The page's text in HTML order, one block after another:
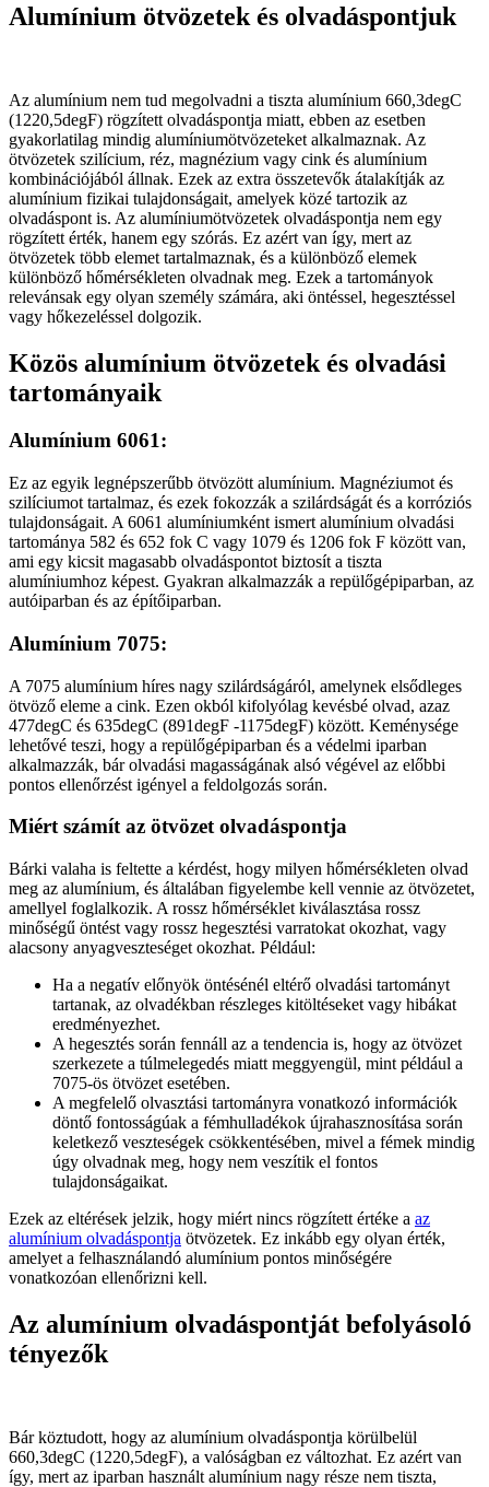
Alumínium ötvözetek és olvadáspontjuk
Az alumínium nem tud megolvadni a tiszta alumínium 660,3degC
(1220,5degF) rögzített olvadáspontja miatt, ebben az esetben
gyakorlatilag mindig alumíniumötvözeteket alkalmaznak. Az
ötvözetek szilícium, réz, magnézium vagy cink és alumínium
kombinációjából állnak. Ezek az extra összetevők átalakítják az
alumínium fizikai tulajdonságait, amelyek közé tartozik az
olvadáspont is. Az alumíniumötvözetek olvadáspontja nem egy
rögzített érték, hanem egy szórás. Ez azért van így, mert az
ötvözetek több elemet tartalmaznak, és a különböző elemek
különböző hőmérsékleten olvadnak meg. Ezek a tartományok
relevánsak egy olyan személy számára, aki öntéssel, hegesztéssel
vagy hőkezeléssel dolgozik.
Közös alumínium ötvözetek és olvadási
tartományaik
Alumínium 6061:
Ez az egyik legnépszerűbb ötvözött alumínium. Magnéziumot és
szilíciumot tartalmaz, és ezek fokozzák a szilárdságát és a korróziós
tulajdonságait. A 6061 alumíniumként ismert alumínium olvadási
tartománya 582 és 652 fok C vagy 1079 és 1206 fok F között van,
ami egy kicsit magasabb olvadáspontot biztosít a tiszta
alumíniumhoz képest. Gyakran alkalmazzák a repülőgépiparban, az
autóiparban és az építőiparban.
Alumínium 7075:
A 7075 alumínium híres nagy szilárdságáról, amelynek elsődleges
ötvöző eleme a cink. Ezen okból kifolyólag kevésbé olvad, azaz
477degC és 635degC (891degF -1175degF) között. Keménysége
lehetővé teszi, hogy a repülőgépiparban és a védelmi iparban
alkalmazzák, bár olvadási magasságának alsó végével az előbbi
pontos ellenőrzést igényel a feldolgozás során.
Miért számít az ötvözet olvadáspontja
Bárki valaha is feltette a kérdést, hogy milyen hőmérsékleten olvad
meg az alumínium, és általában figyelembe kell vennie az ötvözetet,
amellyel foglalkozik. A rossz hőmérséklet kiválasztása rossz
minőségű öntést vagy rossz hegesztési varratokat okozhat, vagy
alacsony anyagveszteséget okozhat. Például:
Ha a negatív előnyök öntésénél eltérő olvadási tartományt
tartanak, az olvadékban részleges kitöltéseket vagy hibákat
eredményezhet.
A hegesztés során fennáll az a tendencia is, hogy az ötvözet
szerkezete a túlmelegedés miatt meggyengül, mint például a
7075-ös ötvözet esetében.
A megfelelő olvasztási tartományra vonatkozó információk
döntő fontosságúak a fémhulladékok újrahasznosítása során
keletkező veszteségek csökkentésében, mivel a fémek mindig
úgy olvadnak meg, hogy nem veszítik el fontos
tulajdonságaikat.
Ezek az eltérések jelzik, hogy miért nincs rögzített értéke a az
alumínium olvadáspontja ötvözetek. Ez inkább egy olyan érték,
amelyet a felhasználandó alumínium pontos minőségére
vonatkozóan ellenőrizni kell.
Az alumínium olvadáspontját befolyásoló
tényezők
Bár köztudott, hogy az alumínium olvadáspontja körülbelül
660,3degC (1220,5degF), a valóságban ez változhat. Ez azért van
így, mert az iparban használt alumínium nagy része nem tiszta,